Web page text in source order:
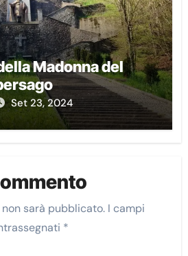
Madonna del
Set 23, 2024
sarà pubblicato. I campi
*